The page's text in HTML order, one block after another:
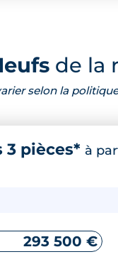
de la
selon la
pièces* à
293 500 €